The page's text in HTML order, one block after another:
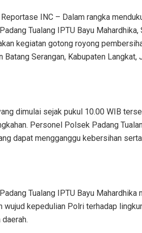
Reportase INC – Dalam rangka
Tualang IPTU Bayu
kegiatan gotong royong
Batang Serangan, Kabupaten
dimulai sejak pukul 10.00 WIB
Personel Polsek Padang
dapat mengganggu kebersihan
Tualang IPTU Bayu
wujud kepedulian Polri terhadap